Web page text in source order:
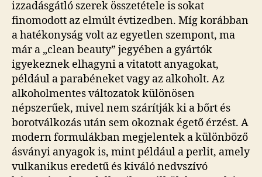
izzadásgátló szerek összetétele is sokat
finomodott az elmúlt évtizedben. Míg korábban
a hatékonyság volt az egyetlen szempont, ma
már a „clean beauty” jegyében a gyártók
igyekeznek elhagyni a vitatott anyagokat,
például a parabéneket vagy az alkoholt. Az
alkoholmentes változatok különösen
népszerűek, mivel nem szárítják ki a bőrt és
borotválkozás után sem okoznak égető érzést. A
modern formulákban megjelentek a különböző
ásványi anyagok is, mint például a perlit, amely
vulkanikus eredetű és kiváló nedvszívó